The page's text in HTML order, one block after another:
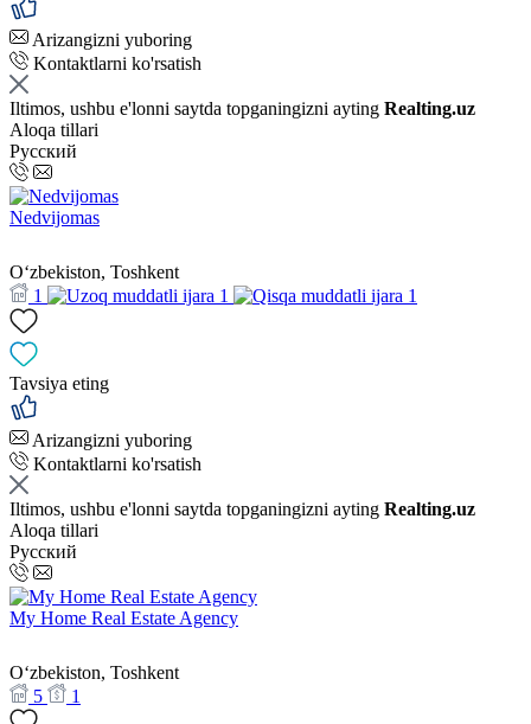
Arizangizni yuboring
Kontaktlarni ko'rsatish
Iltimos, ushbu e'lonni saytda topganingizni ayting Realting.uz
Aloqa tillari
Русский
Nedvijomas
Oʻzbekiston, Toshkent
1
1 1
Tavsiya eting
Arizangizni yuboring
Kontaktlarni ko'rsatish
Iltimos, ushbu e'lonni saytda topganingizni ayting Realting.uz
Aloqa tillari
Русский
My Home Real Estate Agency
Oʻzbekiston, Toshkent
5
1